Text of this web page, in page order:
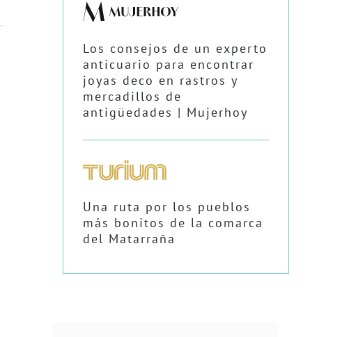
Los consejos de un experto
anticuario para encontrar
joyas deco en rastros y
mercadillos de
antigüedades | Mujerhoy
Una ruta por los pueblos
más bonitos de la comarca
del Matarraña